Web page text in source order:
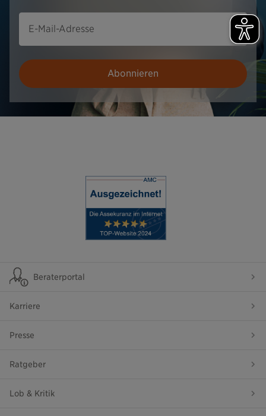
E-Mail-Adresse
Abonnieren
Beraterportal
Karriere
Presse
Ratgeber
Lob & Kritik